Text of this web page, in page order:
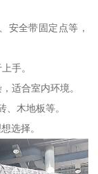
安全带固定点等，
手。
适合室内环境。
、木地板等。
选择。